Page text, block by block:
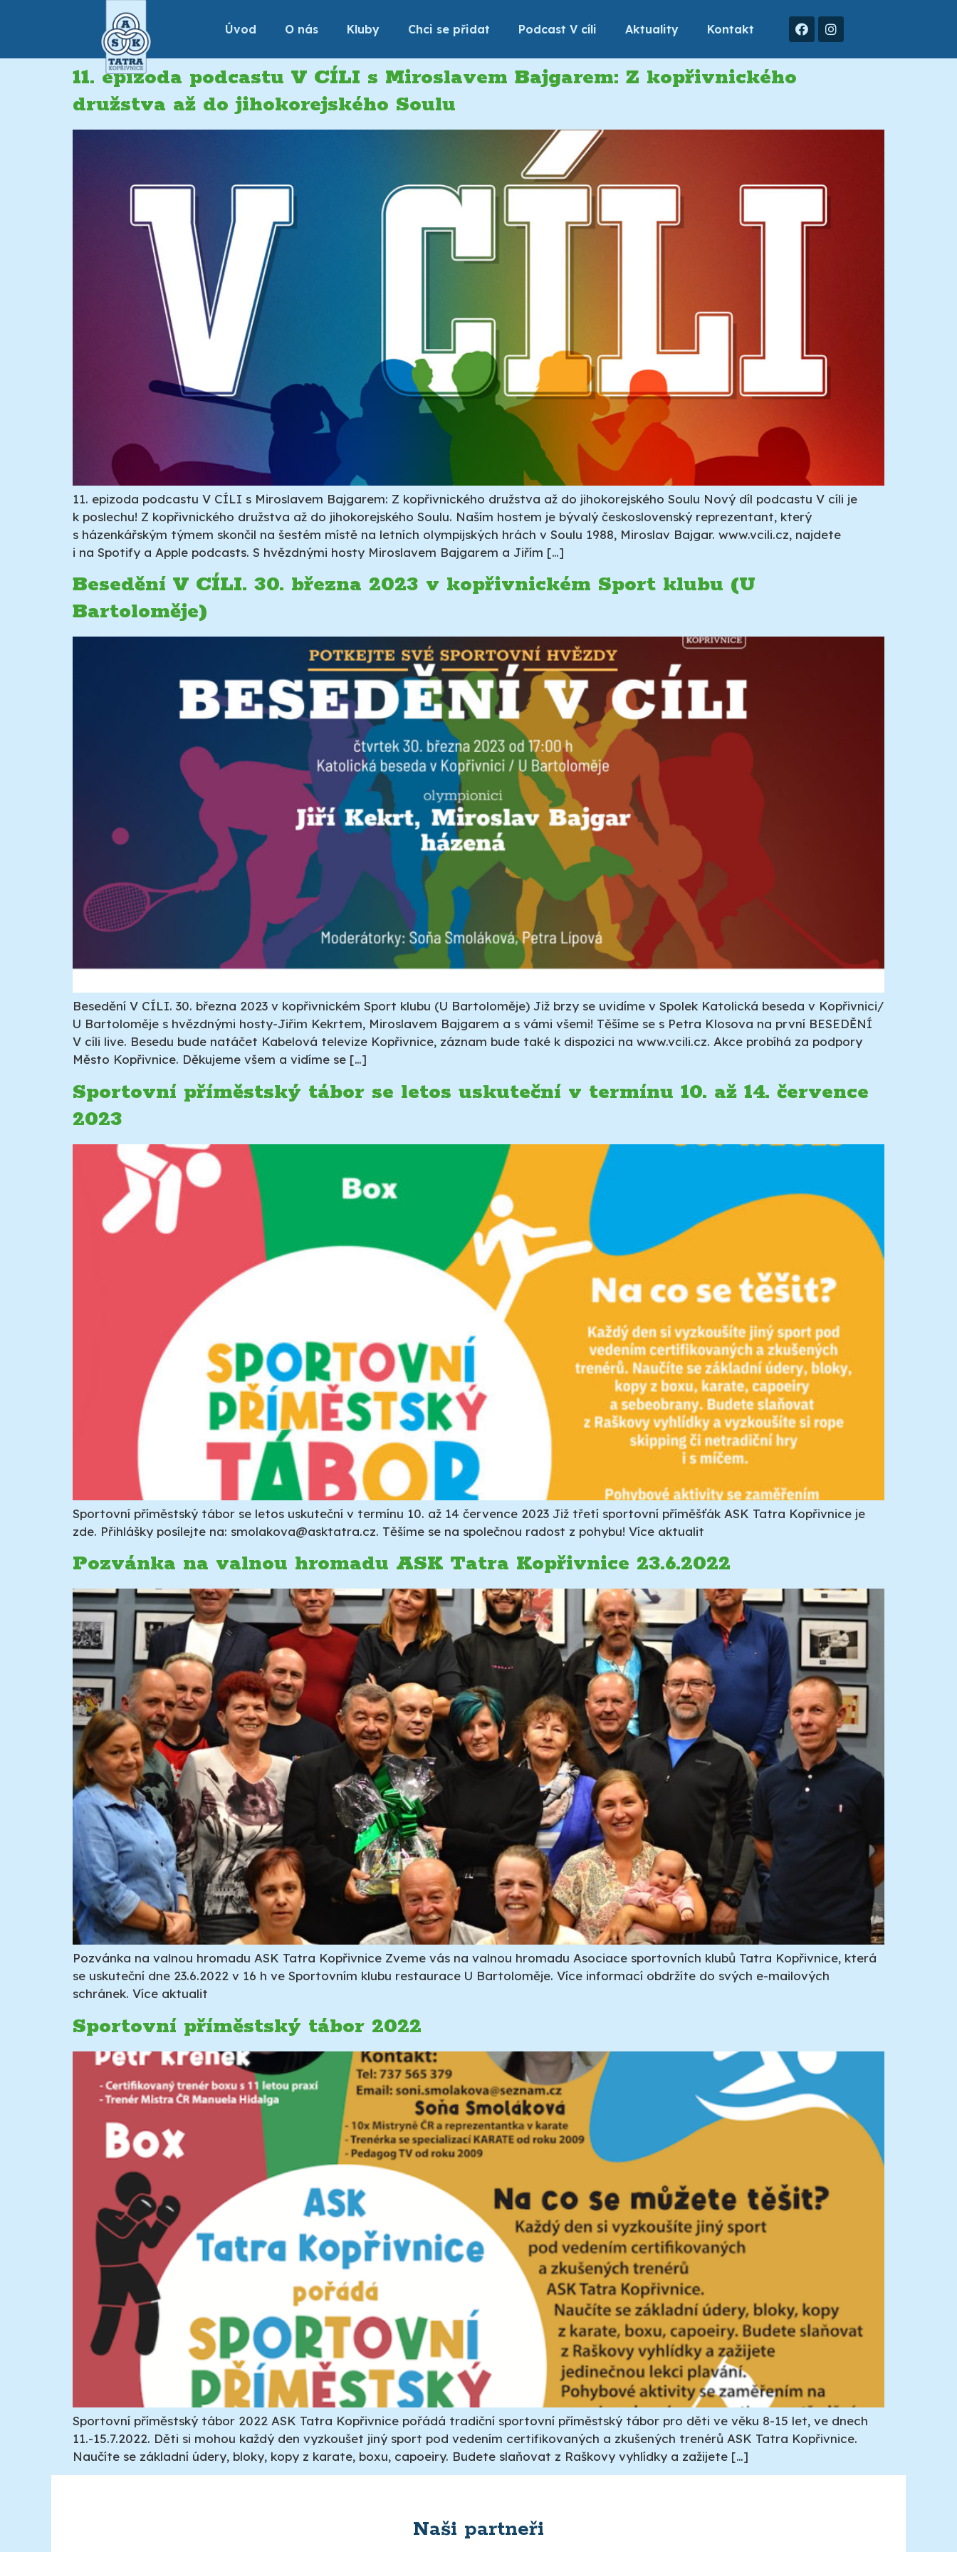
Úvod O nás Kluby Chci se přidat Podcast V cíli Aktuality Kontakt
11. epizoda podcastu V CÍLI s Miroslavem Bajgarem: Z kopřivnického
družstva až do jihokorejského Soulu​
11. epizoda podcastu V CÍLI s Miroslavem Bajgarem: Z kopřivnického družstva až do jihokorejského Soulu Nový díl podcastu V cíli je
k poslechu! Z kopřivnického družstva až do jihokorejského Soulu. Naším hostem je bývalý československý reprezentant, který
s házenkářským týmem skončil na šestém místě na letních olympijských hrách v Soulu 1988, Miroslav Bajgar. www.vcili.cz, najdete
i na Spotify a Apple podcasts. S hvězdnými hosty Miroslavem Bajgarem a Jiřím […]
Besedění V CÍLI. 30. března 2023 v kopřivnickém Sport klubu (U
Bartoloměje)
Besedění V CÍLI. 30. března 2023 v kopřivnickém Sport klubu (U Bartoloměje) Již brzy se uvidíme v Spolek Katolická beseda v Kopřivnici/
U Bartoloměje s hvězdnými hosty-Jiřim Kekrtem, Miroslavem Bajgarem a s vámi všemi! Těšíme se s Petra Klosova na první BESEDĚNÍ
V cíli live. Besedu bude natáčet Kabelová televize Kopřivnice, záznam bude také k dispozici na www.vcili.cz. Akce probíhá za podpory
Město Kopřivnice. Děkujeme všem a vidíme se […]
Sportovní příměstský tábor se letos uskuteční v termínu 10. až 14. července
2023
Sportovní příměstský tábor se letos uskuteční v termínu 10. až 14 července 2023 Již třetí sportovní příměšťák ASK Tatra Kopřivnice je
zde. Přihlášky posílejte na: smolakova@asktatra.cz. Těšíme se na společnou radost z pohybu! Více aktualit
Pozvánka na valnou hromadu ASK Tatra Kopřivnice 23.6.2022
Pozvánka na valnou hromadu ASK Tatra Kopřivnice Zveme vás na valnou hromadu Asociace sportovních klubů Tatra Kopřivnice, která
se uskuteční dne 23.6.2022 v 16 h ve Sportovním klubu restaurace U Bartoloměje. Více informací obdržíte do svých e-mailových
schránek. Více aktualit
Sportovní příměstský tábor 2022
Sportovní příměstský tábor 2022 ASK Tatra Kopřivnice pořádá tradiční sportovní příměstský tábor pro děti ve věku 8-15 let, ve dnech
11.-15.7.2022. Děti si mohou každý den vyzkoušet jiný sport pod vedením certifikovaných a zkušených trenérů ASK Tatra Kopřivnice.
Naučíte se základní údery, bloky, kopy z karate, boxu, capoeiry. Budete slaňovat z Raškovy vyhlídky a zažijete […]
Naši partneři